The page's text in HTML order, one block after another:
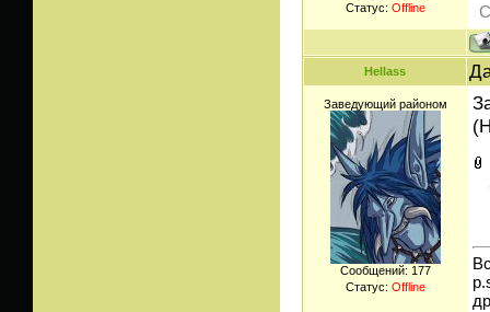
Статус: Offline
Hellass
Заведующий районом
Сообщений: 177
Статус: Offline